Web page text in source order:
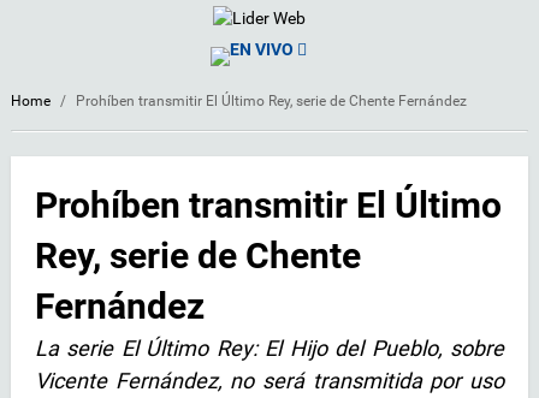
EN VIVO
Home / Prohíben transmitir El Último Rey, serie de Chente Fernández
Prohíben transmitir El Último
Rey, serie de Chente
Fernández
La serie El Último Rey: El Hijo del Pueblo, sobre
Vicente Fernández, no será transmitida por uso